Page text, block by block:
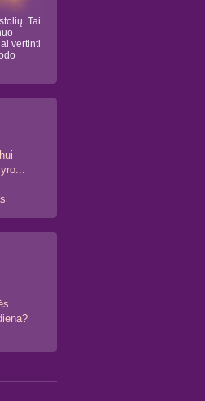
Tai
vertinti